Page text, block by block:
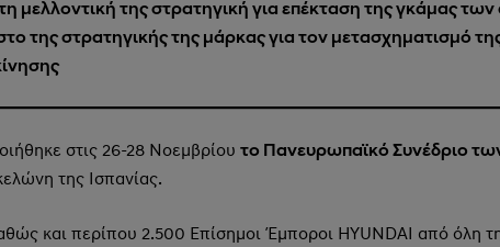
μελλοντική της στρατηγική για επέκταση της γκάμας
της στρατηγικής της μάρκας για τον μετασχηματισμό
στις 26-28 Νοεμβρίου το Πανευρωπαϊκό Συνέδριο
της Ισπανίας.
και περίπου 2.500 Επίσημοι Έμποροι HYUNDAI από όλη